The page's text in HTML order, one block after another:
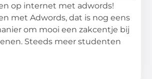
op internet met adwords!
met Adwords, dat is nog eens
om mooi een zakcentje bij
Steeds meer studenten